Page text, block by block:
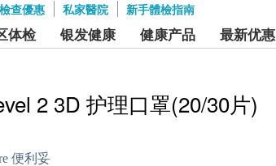
查優惠 私家醫院 新手體檢指南
体检 银发健康 健康产品 最新优惠
2 3D 护理口罩(20/30片)
便利妥